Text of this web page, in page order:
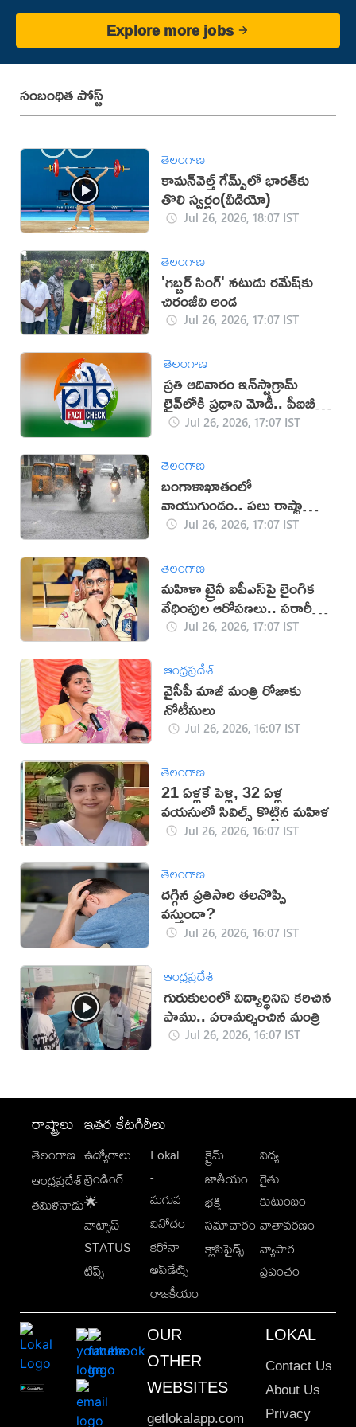
Explore more jobs
సంబంధిత పోస్ట్
తెలంగాణ
కామన్‌వెల్త్ గేమ్స్‌లో భారత్‌కు
తొలి స్వర్ణం(వీడియో)
Jul 26, 2026, 18:07 IST
తెలంగాణ
'గబ్బర్ సింగ్' నటుడు రమేష్‌కు
చిరంజీవి అండ
Jul 26, 2026, 17:07 IST
తెలంగాణ
ప్రతి ఆదివారం ఇన్‌స్టాగ్రామ్
లైవ్‌లోకి ప్రధాని మోడీ.. పీఐబీ
క్లారిటీ ఇదే!
Jul 26, 2026, 17:07 IST
తెలంగాణ
బంగాళాఖాతంలో
వాయుగుండం.. పలు రాష్ట్రాల్లో
తీవ్ర వర్ష హెచ్చరికలు జారీ!
Jul 26, 2026, 17:07 IST
తెలంగాణ
మహిళా ట్రైనీ ఐపీఎస్‌పై లైంగిక
వేధింపుల ఆరోపణలు.. పరారీలో
ఉదయ్!Jul 26, 2026, 17:07 IST
ఆంధ్రప్రదేశ్
వైసీపీ మాజీ మంత్రి రోజాకు
నోటీసులు
Jul 26, 2026, 16:07 IST
తెలంగాణ
21 ఏళ్లకే పెళ్లి, 32 ఏళ్ల
వయసులో సివిల్స్ కొట్టిన మహిళ
Jul 26, 2026, 16:07 IST
తెలంగాణ
ద‌గ్గిన ప్ర‌తిసారి త‌ల‌నొప్పి
వ‌స్తుందా?
Jul 26, 2026, 16:07 IST
ఆంధ్రప్రదేశ్
గురుకులంలో విద్యార్థినిని కరిచిన
పాము.. పరామర్శించిన మంత్రి
Jul 26, 2026, 16:07 IST
రాష్ట్రాలు
తెలంగాణ
ఆంధ్రప్రదేశ్
తమిళనాడు
ఇతర కేటగిరీలు
ఉద్యోగాలు
ట్రెండింగ్
🌟
వాట్సాప్
STATUS
టిప్స్
Lokal
-
మగువ
వినోదం
కరోనా
అప్‌డేట్స్
రాజకీయం
క్రైమ్
జాతీయం
భక్తి
సమాచారం
క్లాసిఫైడ్స్
విద్య
రైతు
కుటుంబం
వాతావరణం
వ్యాపార
ప్రపంచం
OUR
OTHER
WEBSITES
getlokalapp.com
LOKAL
Contact Us
About Us
Privacy